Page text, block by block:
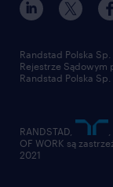
Randstad Polska
Rejestrze Sądowym
Randstad Polska
RANDSTAD,
OF WORK są
2021